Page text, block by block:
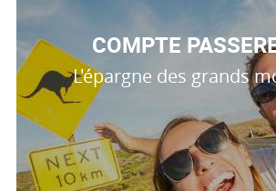
COMPTE
L'épargne des grands